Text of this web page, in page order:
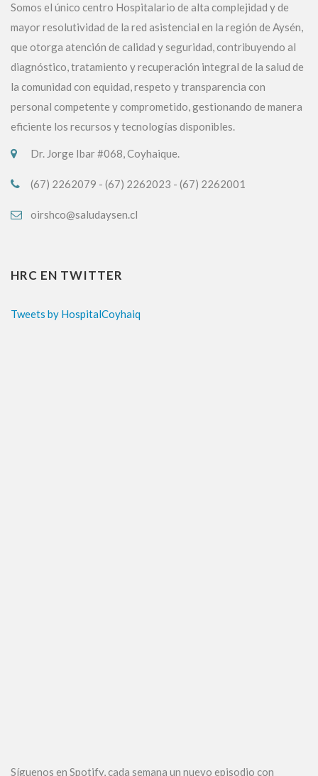
Somos el único centro Hospitalario de alta complejidad y de
mayor resolutividad de la red asistencial en la región de Aysén,
que otorga atención de calidad y seguridad, contribuyendo al
diagnóstico, tratamiento y recuperación integral de la salud de
la comunidad con equidad, respeto y transparencia con
personal competente y comprometido, gestionando de manera
eficiente los recursos y tecnologías disponibles.
Dr. Jorge Ibar #068, Coyhaique.
(67) 2262079 - (67) 2262023 - (67) 2262001
oirshco@saludaysen.cl
HRC EN TWITTER
Tweets by HospitalCoyhaiq
Síguenos en Spotify, cada semana un nuevo episodio con